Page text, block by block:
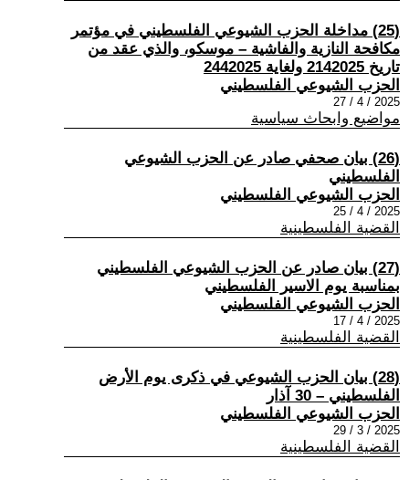
(25) مداخلة الحزب الشيوعي الفلسطيني في مؤتمر
مكافحة النازية والفاشية – موسكو، والذي عقد من
تاريخ 2142025 ولغاية 2442025
الحزب الشيوعي الفلسطيني
2025 / 4 / 27
مواضيع وابحاث سياسية
(26) بيان صحفي صادر عن الحزب الشيوعي
الفلسطيني
الحزب الشيوعي الفلسطيني
2025 / 4 / 25
القضية الفلسطينية
(27) بيان صادر عن الحزب الشيوعي الفلسطيني
بمناسبة يوم الاسير الفلسطيني
الحزب الشيوعي الفلسطيني
2025 / 4 / 17
القضية الفلسطينية
(28) بيان الحزب الشيوعي في ذكرى يوم الأرض
الفلسطيني – 30 آذار
الحزب الشيوعي الفلسطيني
2025 / 3 / 29
القضية الفلسطينية